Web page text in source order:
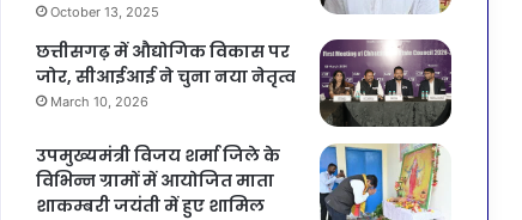
October 13, 2025
छत्तीसगढ़ में औद्योगिक विकास पर
जोर, सीआईआई ने चुना नया नेतृत्व
March 10, 2026
उपमुख्यमंत्री विजय शर्मा जिले के
विभिन्न ग्रामों में आयोजित माता
शाकम्बरी जयंती में हुए शामिल